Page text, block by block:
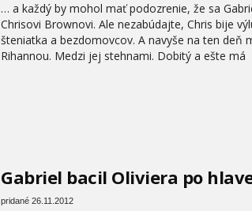
… a každý by mohol mať podozrenie, že sa
Chrisovi Brownovi. Ale nezabúdajte, Chris bije
šteniatka a bezdomovcov. A navyše na ten deň
Rihannou. Medzi jej stehnami. Dobitý a ešte má
Gabriel bacil Oliviera po
pridané 26.11.2012